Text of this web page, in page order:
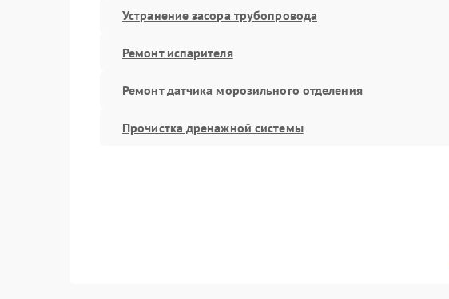
Устранение засора трубопровода
Ремонт испарителя
Ремонт датчика морозильного отделения
Прочистка дренажной системы